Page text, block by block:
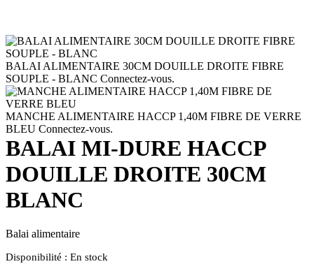
BALAI ALIMENTAIRE 30CM DOUILLE DROITE FIBRE
SOUPLE - BLANC Connectez-vous.
MANCHE ALIMENTAIRE HACCP 1,40M FIBRE DE VERRE
BLEU Connectez-vous.
BALAI MI-DURE HACCP
DOUILLE DROITE 30CM
BLANC
Balai alimentaire
Disponibilité : En stock